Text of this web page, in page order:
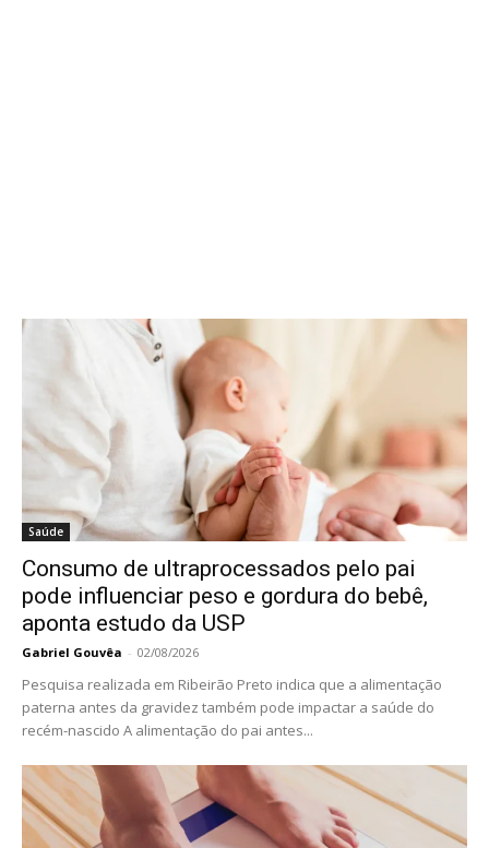
Saúde
Consumo de ultraprocessados pelo pai
pode influenciar peso e gordura do bebê,
aponta estudo da USP
Gabriel Gouvêa - 02/08/2026
Pesquisa realizada em Ribeirão Preto indica que a alimentação
paterna antes da gravidez também pode impactar a saúde do
recém-nascido A alimentação do pai antes...